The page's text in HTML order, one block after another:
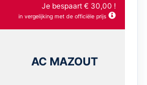
Je bespaart € 30,00 !
in vergelijking met de officiële prijs
AC MAZOUT